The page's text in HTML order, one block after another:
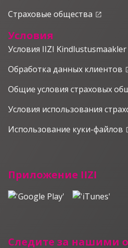
Приложение IIZI
Следите за нашими
Страховые общества launch
Условия
Условия IIZI Kindlustusmaakler
Обработка данных клиентов
Общие условия страховых
Условия использования
Использование куки-файлов